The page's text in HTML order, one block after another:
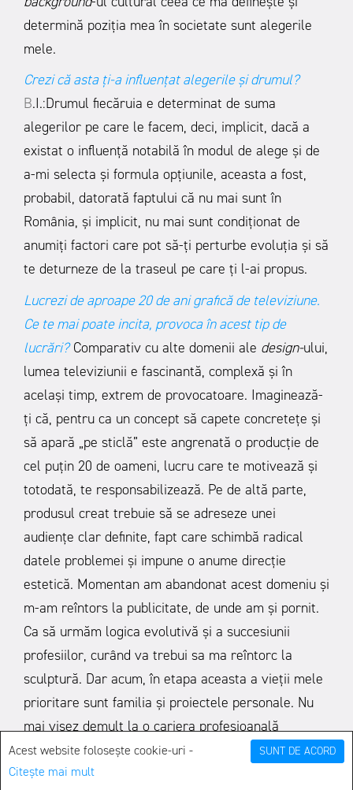
SUNT DE ACORD
Acest website folosește cookie-uri -
Citește mai mult
determină poziția mea în societate sunt alegerile
mele.
Crezi că asta ți-a influențat alegerile și drumul?
B.I.:Drumul fiecăruia e determinat de suma
alegerilor pe care le facem, deci, implicit, dacă a
existat o influență notabilă în modul de alege și de
a-mi selecta și formula opțiunile, aceasta a fost,
probabil, datorată faptului că nu mai sunt în
România, și implicit, nu mai sunt condiționat de
anumiți factori care pot să-ți perturbe evoluția și să
te deturneze de la traseul pe care ți l-ai propus.
Lucrezi de aproape 20 de ani grafică de televiziune.
Ce te mai poate incita, provoca în acest tip de
lucrări? Comparativ cu alte domenii ale design-ului,
lumea televiziunii e fascinantă, complexă și în
același timp, extrem de provocatoare. Imaginează-
ți că, pentru ca un concept să capete concretețe și
să apară „pe sticlă” este angrenată o producție de
cel puțin 20 de oameni, lucru care te motivează și
totodată, te responsabilizează. Pe de altă parte,
produsul creat trebuie să se adreseze unei
audiențe clar definite, fapt care schimbă radical
datele problemei și impune o anume direcție
estetică. Momentan am abandonat acest domeniu și
m-am reîntors la publicitate, de unde am și pornit.
Ca să urmăm logica evolutivă și a succesiunii
profesiilor, curând va trebui sa ma reîntorc la
sculptură. Dar acum, în etapa aceasta a vieții mele
prioritare sunt familia și proiectele personale. Nu
mai visez demult la o cariera profesioanală
strălucitoare, nici nu mai cred în mirajul unui job
bine cotat, pentru că, din fericire pentru mine am